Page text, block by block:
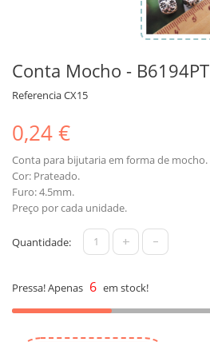
Conta Mocho - B6194PT
ReferenciaCX15
0,24 €
Conta para bijutaria em forma de mocho.
Cor: Prateado.
Furo: 4.5mm.
Preço por cada unidade.
Quantidade: + -
Pressa! Apenas 6 em stock!